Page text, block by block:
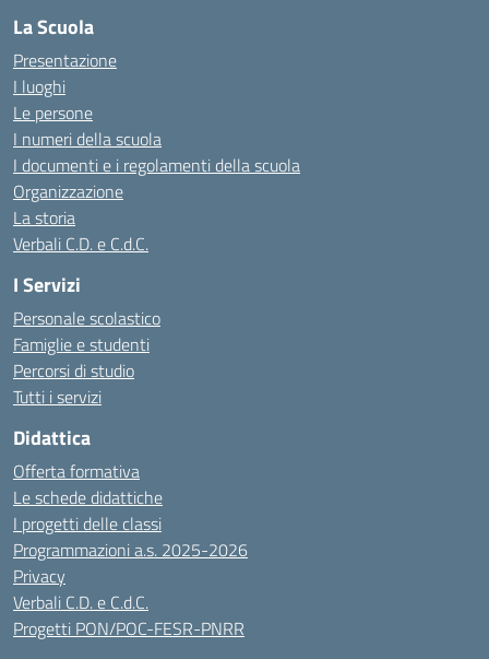
La Scuola
Presentazione
I luoghi
Le persone
I numeri della scuola
I documenti e i regolamenti della scuola
Organizzazione
La storia
Verbali C.D. e C.d.C.
I Servizi
Personale scolastico
Famiglie e studenti
Percorsi di studio
Tutti i servizi
Didattica
Offerta formativa
Le schede didattiche
I progetti delle classi
Programmazioni a.s. 2025-2026
Privacy
Verbali C.D. e C.d.C.
Progetti PON/POC-FESR-PNRR